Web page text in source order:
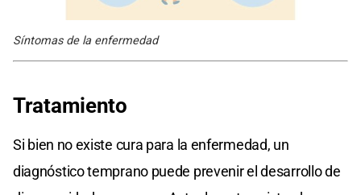
Síntomas de la enfermedad
Tratamiento
Si bien no existe cura para la enfermedad, un
diagnóstico temprano puede prevenir el desarrollo de